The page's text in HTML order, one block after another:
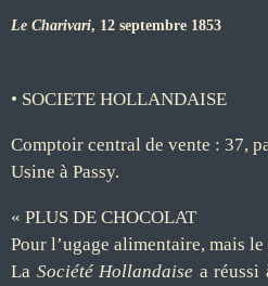
Le Charivari, 12 septembre 1853
• SOCIETE HOLLANDAISE
Comptoir central de vente : 37,
Usine à Passy.
« PLUS DE CHOCOLAT
Pour l’ugage alimentaire, mais
La Société Hollandaise a